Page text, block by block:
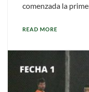
comenzada la
READ MORE